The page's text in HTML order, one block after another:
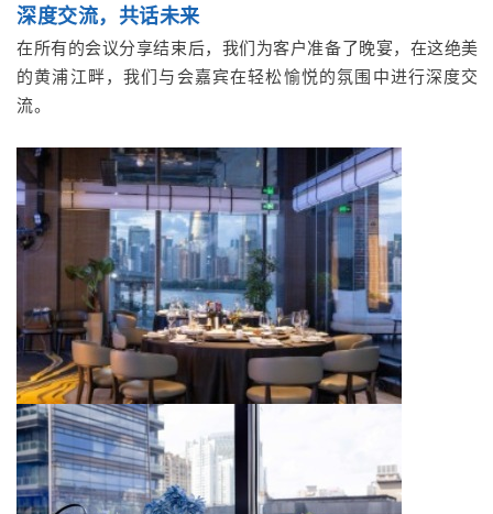
深度交流，共话未来
在所有的会议分享结束后，我们为客户准备了晚宴，在这绝美
的黄浦江畔，我们与会嘉宾在轻松愉悦的氛围中进行深度交
流。